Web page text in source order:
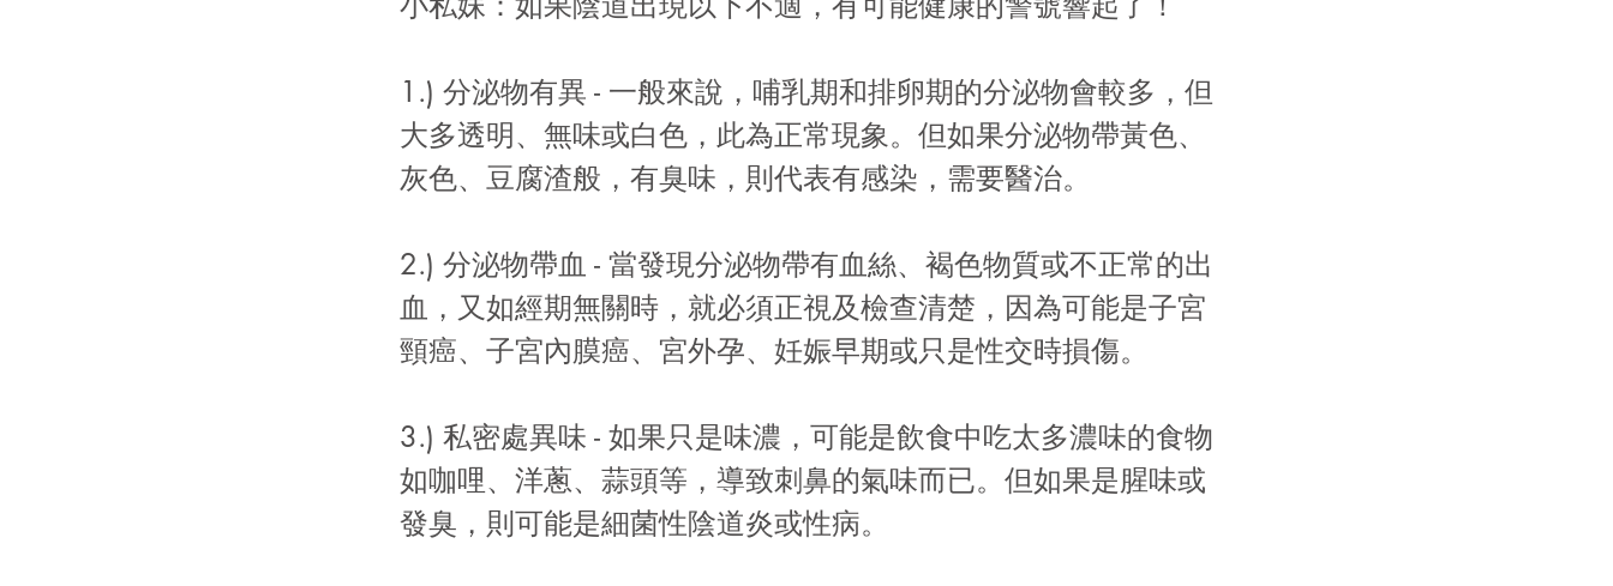
1.) 分泌物有異 - 一般來說，哺乳期和排卵期的分泌物會較多，但
大多透明、無味或白色，此為正常現象。但如果分泌物帶黃色、
灰色、豆腐渣般，有臭味，則代表有感染，需要醫治。
2.) 分泌物帶血 - 當發現分泌物帶有血絲、褐色物質或不正常的出
血，又如經期無關時，就必須正視及檢查清楚，因為可能是子宮
頸癌、子宮內膜癌、宮外孕、妊娠早期或只是性交時損傷。
3.) 私密處異味 - 如果只是味濃，可能是飲食中吃太多濃味的食物
如咖哩、洋蔥、蒜頭等，導致刺鼻的氣味而已。但如果是腥味或
發臭，則可能是細菌性陰道炎或性病。